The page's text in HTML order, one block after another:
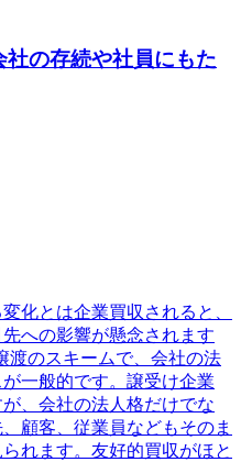
の存続や社員にもた
化とは企業買収されると、
への影響が懸念されます
渡のスキームで、会社の法
一般的です。譲受け企業
、会社の法人格だけでな
顧客、従業員などもそのま
れます。友好的買収がほと